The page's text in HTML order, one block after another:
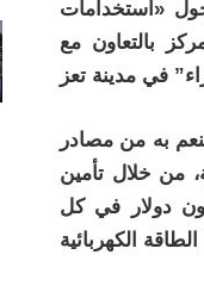
«استخدامات
بالتعاون مع
به من مصادر
من خلال تأمين
التقليدي (البنزين والديزل) بقيمة تساوي نحو 600 مليون دولار في كل